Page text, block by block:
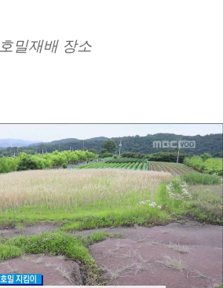
호밀재배 장소